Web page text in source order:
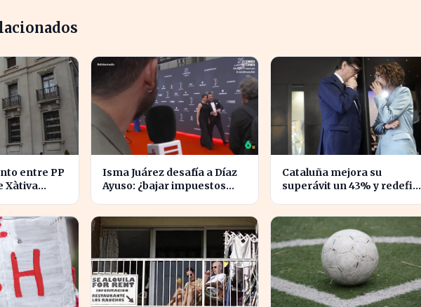
entre PP
Xàtiva
Isma Juárez desafía a Díaz
Ayuso: ¿bajar impuestos
Cataluña mejora su
superávit un 43% y redefine